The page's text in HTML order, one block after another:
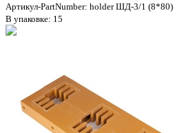
Артикул-PartNumber: holder ШД-3/1 (8*80)
В упаковке: 15